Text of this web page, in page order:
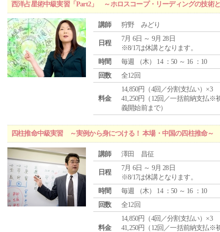
西洋占星術中級実習「Part2」 ～ホロスコープ・リーディングの技術
講師 狩野 みどり
日程
7月 6日 ～ 9月 28日
※8/17は休講となります。
時間
毎週 （木） 14 ：50 ～ 16 ：10
回数
全12回
料金
14,850円（4回／分割支払い）×3
41,250円（12回／一括前納支払※
義開始前まで）
四柱推命中級実習 ～実例から身につける！ 本場・中国の四柱推命～
講師 澤田 昌征
日程
7月 6日 ～ 9月 28日
※8/17は休講となります。
時間
毎週 （木） 14 ：50 ～ 16 ：10
回数
全12回
料金
14,850円（4回／分割支払い）×3
41,250円（12回／一括前納支払※